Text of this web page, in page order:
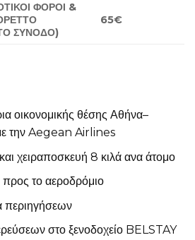
ΦΟΡΟΙ &
ΣΥΝΟΔΟ)
65€
οικονομικής θέσης Αθήνα–
την Aegean Airlines
χειραποσκευή 8 κιλά ανα άτομο
το αεροδρόμιο
περιηγήσεων
στο ξενοδοχείο BELSTAY